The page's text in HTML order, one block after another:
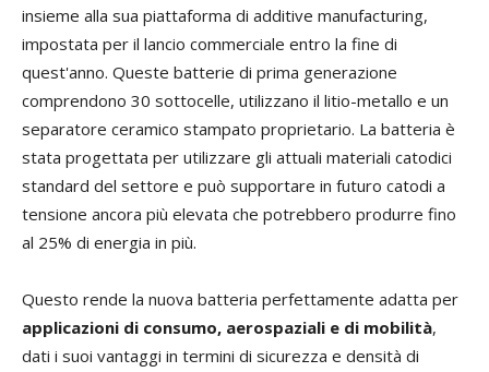
insieme alla sua piattaforma di additive manufacturing,
impostata per il lancio commerciale entro la fine di
quest'anno. Queste batterie di prima generazione
comprendono 30 sottocelle, utilizzano il litio-metallo e un
separatore ceramico stampato proprietario. La batteria è
stata progettata per utilizzare gli attuali materiali catodici
standard del settore e può supportare in futuro catodi a
tensione ancora più elevata che potrebbero produrre fino
al 25% di energia in più.
Questo rende la nuova batteria perfettamente adatta per
applicazioni di consumo, aerospaziali e di mobilità,
dati i suoi vantaggi in termini di sicurezza e densità di